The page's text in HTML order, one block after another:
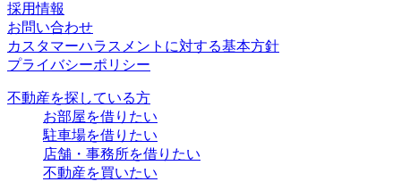
採用情報
お問い合わせ
カスタマーハラスメントに対する基本方針
プライバシーポリシー
不動産を探している方
お部屋を借りたい
駐車場を借りたい
店舗・事務所を借りたい
不動産を買いたい